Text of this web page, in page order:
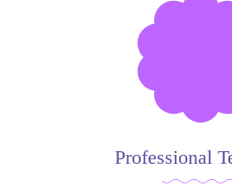
Professional